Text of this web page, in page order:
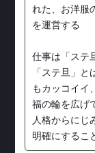
れた、お洋服
を運営する
仕事は「ステ
「ステ旦」
もカッコイイ
福の輪を広げ
人格からにじ
明確にするこ